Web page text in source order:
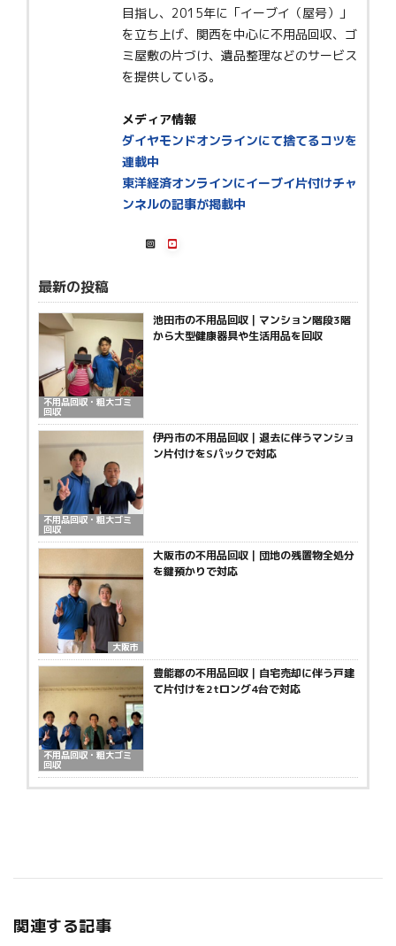
目指し、2015年に「イーブイ（屋号）」
を立ち上げ、関西を中心に不用品回収、ゴ
ミ屋敷の片づけ、遺品整理などのサービス
を提供している。
メディア情報
ダイヤモンドオンラインにて捨てるコツを
連載中
東洋経済オンラインにイーブイ片付けチャ
ンネルの記事が掲載中
最新の投稿
不用品回収・粗大ゴミ
回収
池田市の不用品回収｜マンション階段3階
から大型健康器具や生活用品を回収
不用品回収・粗大ゴミ
回収
伊丹市の不用品回収｜退去に伴うマンショ
ン片付けをSパックで対応
大阪市
大阪市の不用品回収｜団地の残置物全処分
を鍵預かりで対応
不用品回収・粗大ゴミ
回収
豊能郡の不用品回収｜自宅売却に伴う戸建
て片付けを2tロング4台で対応
関連する記事